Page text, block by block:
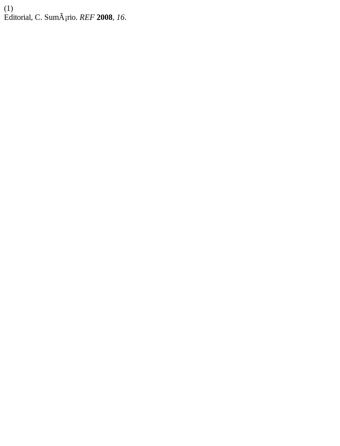
(1)
Editorial, C. SumÃ¡rio. REF 2008, 16.